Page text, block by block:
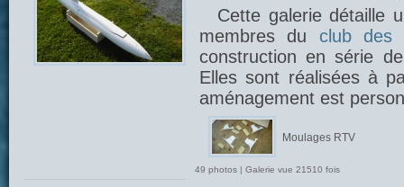
Cette galerie détaille
membres du club des
construction en série
Elles sont réalisées à
aménagement est
Moulages RTV
49 photos | Galerie vue 21510 fois